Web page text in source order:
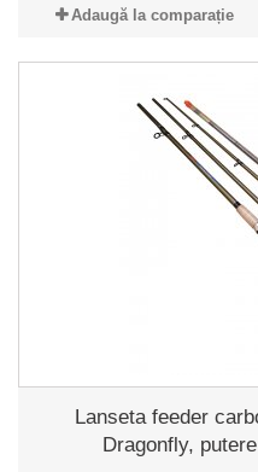
Adaugă la comparație
Lanseta feeder
Dragonfly,